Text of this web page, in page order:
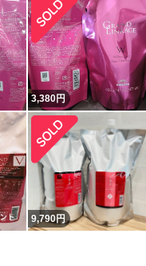
3,380円
9,790円